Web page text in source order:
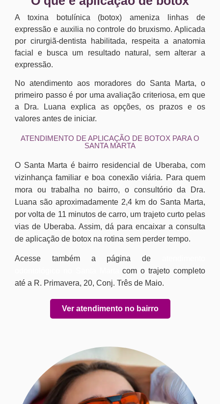
A toxina botulínica (botox) ameniza linhas de
expressão e auxilia no controle do bruxismo. Aplicada
por cirurgiã-dentista habilitada, respeita a anatomia
facial e busca um resultado natural, sem alterar a
expressão.
No atendimento aos moradores do Santa Marta, o
primeiro passo é por uma avaliação criteriosa, em que
a Dra. Luana explica as opções, os prazos e os
valores antes de iniciar.
ATENDIMENTO DE APLICAÇÃO DE BOTOX PARA O
SANTA MARTA
O Santa Marta é bairro residencial de Uberaba, com
vizinhança familiar e boa conexão viária. Para quem
mora ou trabalha no bairro, o consultório da Dra.
Luana são aproximadamente 2,4 km do Santa Marta,
por volta de 11 minutos de carro, um trajeto curto pelas
vias de Uberaba. Assim, dá para encaixar a consulta
de aplicação de botox na rotina sem perder tempo.
Acesse também a página de
com o trajeto completo
até a R. Primavera, 20, Conj. Três de Maio.
Ver atendimento no bairro